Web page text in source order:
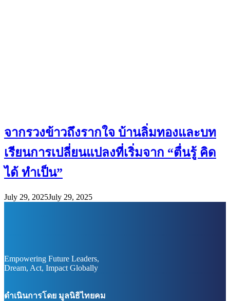
จากรวงข้าวถึงรากใจ บ้านลิ่มทองและบท
เรียนการเปลี่ยนแปลงที่เริ่มจาก “ตื่นรู้ คิด
ได้ ทำเป็น”
July 29, 2025July 29, 2025
Empowering Future Leaders,
Dream, Act, Impact Globally
ดำเนินการโดย มูลนิธิไทยคม